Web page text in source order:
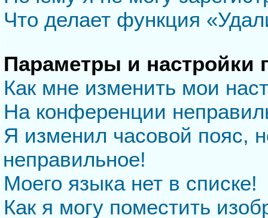
Что делает функция
Параметры и настройки
Как мне изменить мои
На конференции
Я изменил часовой пояс,
неправильное!
Моего языка нет в списке!
Как я могу поместить